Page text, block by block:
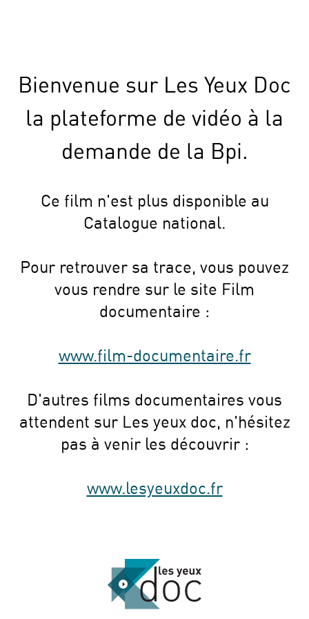
Bienvenue sur Les Yeux Doc
la plateforme de vidéo à la
demande de la Bpi.
Ce film n'est plus disponible au
Catalogue national.
Pour retrouver sa trace, vous pouvez
vous rendre sur le site Film
documentaire :
www.film-documentaire.fr
D'autres films documentaires vous
attendent sur Les yeux doc, n'hésitez
pas à venir les découvrir :
www.lesyeuxdoc.fr